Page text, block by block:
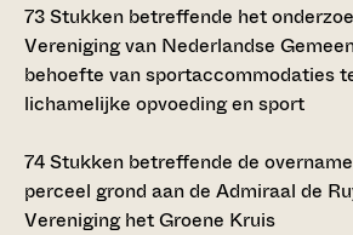
73Stukken betreffende het
Vereniging van Nederlandse
behoefte van sportaccommodaties
lichamelijke opvoeding en sport
74Stukken betreffende de
perceel grond aan de Admiraal de
Vereniging het Groene Kruis